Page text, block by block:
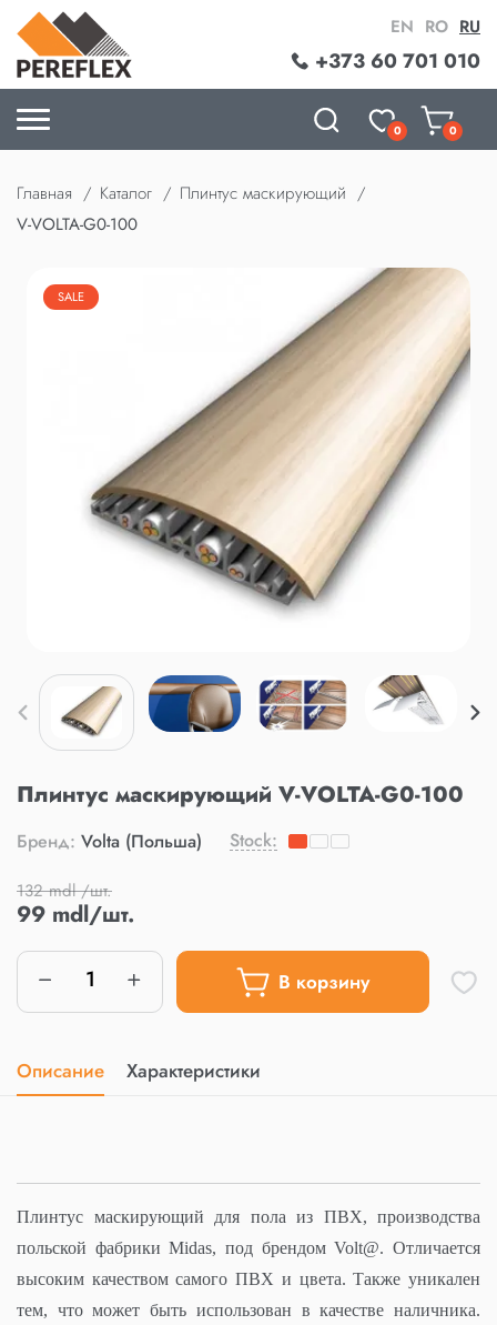
+373 60 701 010
EN RO RU
0 0
Главная Каталог
Плинтус маскирующий
V-VOLTA-G0-100
SALE
Плинтус маскирующий V-VOLTA-G0-100
Бренд: Volta (Польша) Stock:
132 mdl /шт.
99 mdl/шт.
В корзину
Описание Характеристики
Плинтус маскирующий для пола из ПВХ, производства
польской фабрики Midas, под брендом Volt@. Отличается
высоким качеством самого ПВХ и цвета. Также уникален
тем, что может быть использован в качестве наличника.